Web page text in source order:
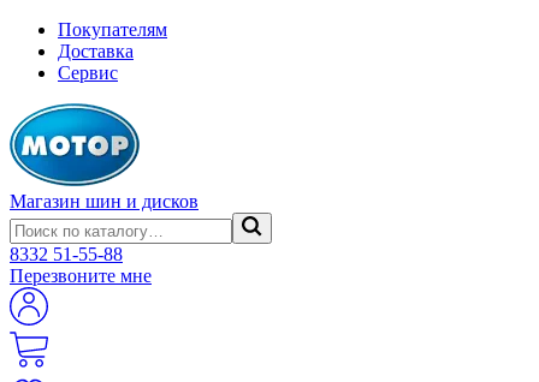
Покупателям
Доставка
Сервис
Магазин шин и дисков
8332 51-55-88
Перезвоните мне